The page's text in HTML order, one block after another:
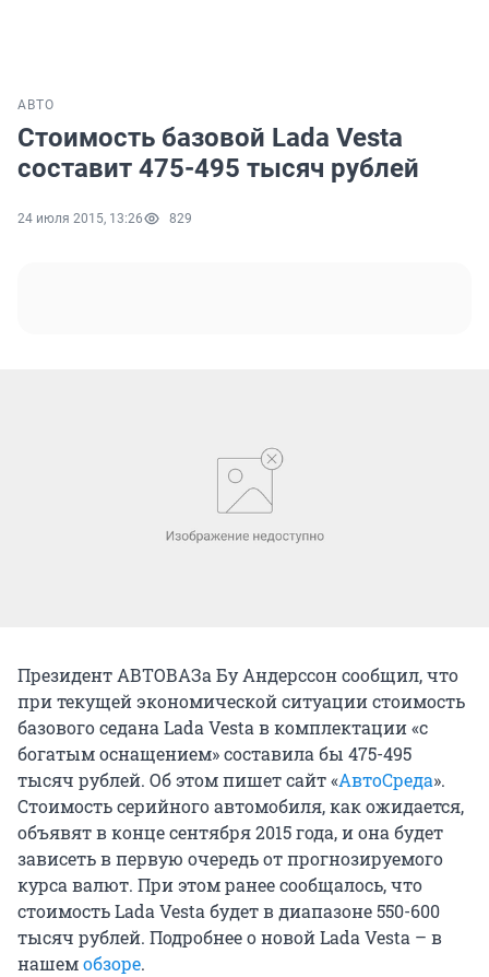
АВТО
Стоимость базовой Lada Vesta
составит 475-495 тысяч рублей
24 июля 2015, 13:26 829
Президент АВТОВАЗа Бу Андерссон сообщил, что
при текущей экономической ситуации стоимость
базового седана Lada Vesta в комплектации «с
богатым оснащением» составила бы 475-495
тысяч рублей. Об этом пишет сайт «АвтоСреда».
Стоимость серийного автомобиля, как ожидается,
объявят в конце сентября 2015 года, и она будет
зависеть в первую очередь от прогнозируемого
курса валют. При этом ранее сообщалось, что
стоимость Lada Vesta будет в диапазоне 550-600
тысяч рублей. Подробнее о новой Lada Vesta – в
нашемобзоре.